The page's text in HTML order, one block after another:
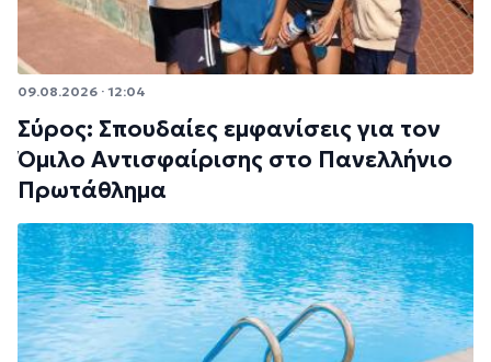
09.08.2026 · 12:04
Σύρος: Σπουδαίες εμφανίσεις για τον
Όμιλο Αντισφαίρισης στο Πανελλήνιο
Πρωτάθλημα